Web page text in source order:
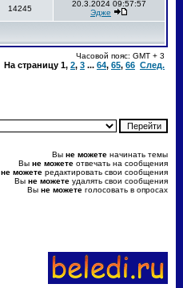
14245
20.3.2024 09:57:57
Эдже
Часовой пояс: GMT + 3
На страницу 1, 2, 3 ... 64, 65, 66 След.
Вы не можете начинать темы
Вы не можете отвечать на сообщения
не можете редактировать свои сообщения
Вы не можете удалять свои сообщения
Вы не можете голосовать в опросах